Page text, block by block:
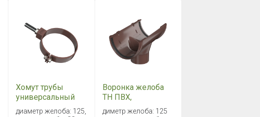
Хомут трубы
универсальный
L=180мм ТН ПВХ ,
диаметр желоба: 125,
Воронка желоба
ТН ПВХ,
коричневый
диметр желоба: 125